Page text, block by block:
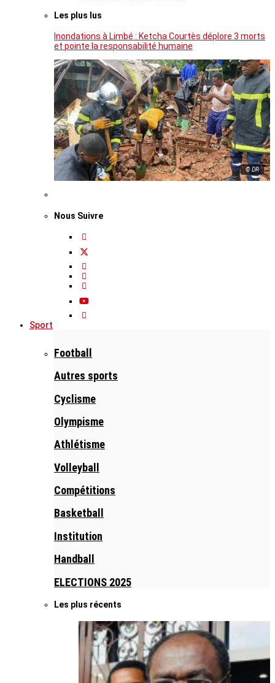
Les plus lus
Inondations à Limbé : Ketcha Courtès déplore 3 morts
et pointe la responsabilité humaine
© DR
Nous Suivre
Sport
Football
Autres sports
Cyclisme
Olympisme
Athlétisme
Volleyball
Compétitions
Basketball
Institution
Handball
ELECTIONS 2025
Les plus récents